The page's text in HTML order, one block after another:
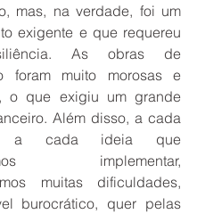
mas, na verdade, foi um
exigente e que requereu
As obras de
foram muito morosas e
o que exigiu um grande
Além disso, a cada
a cada ideia que
implementar,
muitas dificuldades,
burocrático, quer pelas